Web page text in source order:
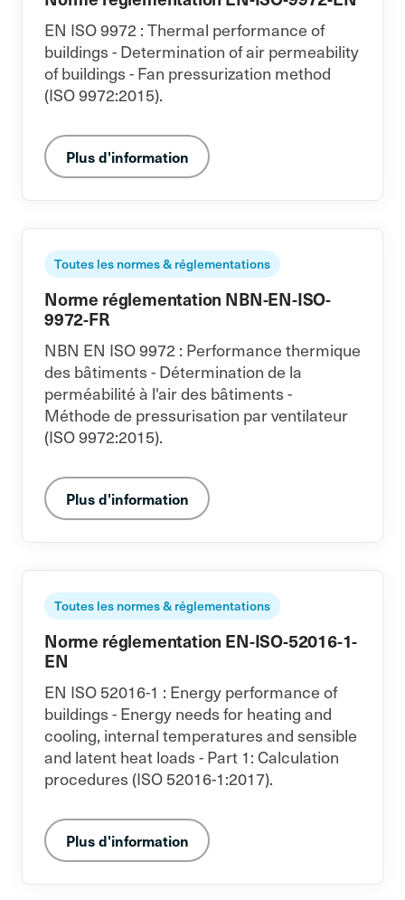
EN ISO 9972 : Thermal performance of
buildings - Determination of air permeability
of buildings - Fan pressurization method
(ISO 9972:2015).
Plus d'information
Toutes les normes & réglementations
Norme réglementation NBN-EN-ISO-
9972-FR
NBN EN ISO 9972 : Performance thermique
des bâtiments - Détermination de la
perméabilité à l'air des bâtiments -
Méthode de pressurisation par ventilateur
(ISO 9972:2015).
Plus d'information
Toutes les normes & réglementations
Norme réglementation EN-ISO-52016-1-
EN
EN ISO 52016-1 : Energy performance of
buildings - Energy needs for heating and
cooling, internal temperatures and sensible
and latent heat loads - Part 1: Calculation
procedures (ISO 52016-1:2017).
Plus d'information